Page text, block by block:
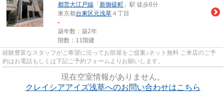
都営大江戸線 「 新御徒町 」駅 徒歩8分
東京都台東区元浅草 ４丁目
-
築年数：築2年
階数：11階建
経験豊富なスタッフがご希望に沿ってお部屋をご提案♪ネット無料 ご来店のご予
約はお電話もしくは下記ご予約フォームよりお願いします。
現在空室情報がありません。
クレイシアアイズ浅草へのお問い合わせはこちら